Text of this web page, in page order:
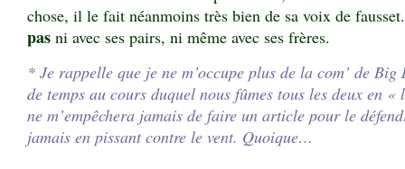
chose, il le fait néanmoins très bien de sa voix de
pas ni avec ses pairs, ni même avec ses frères.
* Je rappelle que je ne m’occupe plus de la com’ de
de temps au cours duquel nous fûmes tous les deux en
ne m’empêchera jamais de faire un article pour le
jamais en pissant contre le vent. Quoique…